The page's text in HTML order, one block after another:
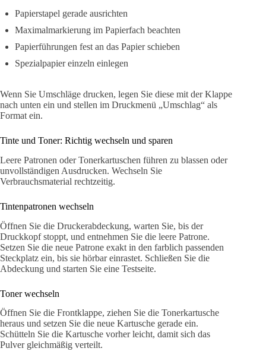
Papierstapel gerade ausrichten
Maximalmarkierung im Papierfach beachten
Papierführungen fest an das Papier schieben
Spezialpapier einzeln einlegen
Wenn Sie Umschläge drucken, legen Sie diese mit der Klappe
nach unten ein und stellen im Druckmenü „Umschlag“ als
Format ein.
Tinte und Toner: Richtig wechseln und sparen
Leere Patronen oder Tonerkartuschen führen zu blassen oder
unvollständigen Ausdrucken. Wechseln Sie
Verbrauchsmaterial rechtzeitig.
Tintenpatronen wechseln
Öffnen Sie die Druckerabdeckung, warten Sie, bis der
Druckkopf stoppt, und entnehmen Sie die leere Patrone.
Setzen Sie die neue Patrone exakt in den farblich passenden
Steckplatz ein, bis sie hörbar einrastet. Schließen Sie die
Abdeckung und starten Sie eine Testseite.
Toner wechseln
Öffnen Sie die Frontklappe, ziehen Sie die Tonerkartusche
heraus und setzen Sie die neue Kartusche gerade ein.
Schütteln Sie die Kartusche vorher leicht, damit sich das
Pulver gleichmäßig verteilt.